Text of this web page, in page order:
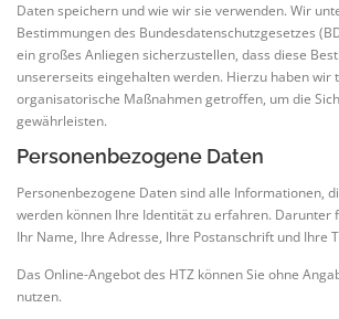
KINDERTAGESSTÄTTEN
TAGESFÖRDERSTÄTTE ERWACHSENE
Daten speichern und wie wir sie verwenden. Wir
Bestimmungen des Bundesdatenschutzgesetzes
ein großes Anliegen sicherzustellen, dass diese
unsererseits eingehalten werden. Hierzu haben wir
organisatorische Maßnahmen getroffen, um die
gewährleisten.
Personenbezogene Daten
Personenbezogene Daten sind alle Informationen,
werden können Ihre Identität zu erfahren. Darunter
Ihr Name, Ihre Adresse, Ihre Postanschrift und Ihre
Das Online-Angebot des HTZ können Sie ohne
nutzen.